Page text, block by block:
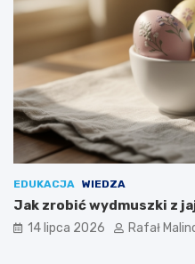
EDUKACJA WIEDZA
Jak zrobić wydmuszki z
14 lipca 2026 Rafał